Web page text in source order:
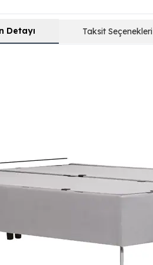
Detayı Taksit Seçenekleri